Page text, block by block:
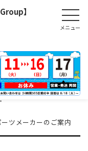
】
ツメーカーのご案内